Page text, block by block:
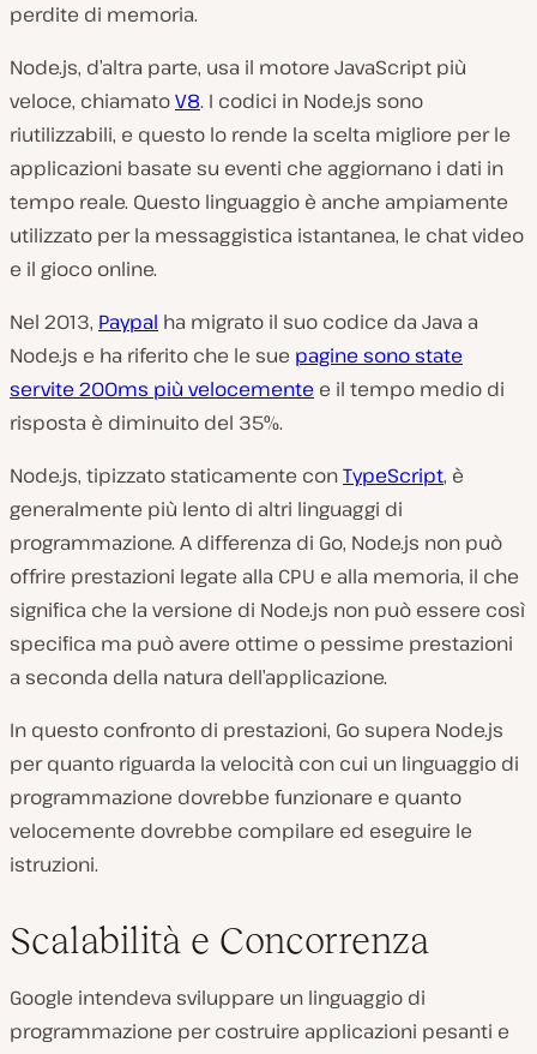
perdite di memoria.
Node.js, d’altra parte, usa il motore JavaScript più
veloce, chiamatoV8. I codici in Node.js sono
riutilizzabili, e questo lo rende la scelta migliore per le
applicazioni basate su eventi che aggiornano i dati in
tempo reale. Questo linguaggio è anche ampiamente
utilizzato per la messaggistica istantanea, le chat video
e il gioco online.
Nel 2013, Paypal ha migrato il suo codice da Java a
Node.js e ha riferito che le sue pagine sono state
servite 200ms più velocemente e il tempo medio di
risposta è diminuito del 35%.
Node.js, tipizzato staticamente conTypeScript, è
generalmente più lento di altri linguaggi di
programmazione. A differenza di Go, Node.js non può
offrire prestazioni legate alla CPU e alla memoria, il che
significa che la versione di Node.js non può essere così
specifica ma può avere ottime o pessime prestazioni
a seconda della natura dell’applicazione.
In questo confronto di prestazioni, Go supera Node.js
per quanto riguarda la velocità con cui un linguaggio di
programmazione dovrebbe funzionare e quanto
velocemente dovrebbe compilare ed eseguire le
istruzioni.
Scalabilità e Concorrenza
Google intendeva sviluppare un linguaggio di
programmazione per costruire applicazioni pesanti e